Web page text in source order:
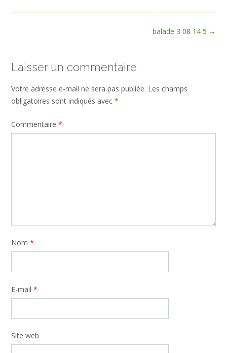
balade 3 08 14 5 →
Laisser un commentaire
Votre adresse e-mail ne sera pas publiée. Les champs
obligatoires sont indiqués avec *
Commentaire *
Nom *
E-mail *
Site web